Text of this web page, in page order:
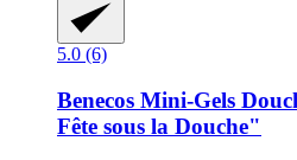
5.0 (6)
Benecos Mini-​Gels
Fête sous la Douche"